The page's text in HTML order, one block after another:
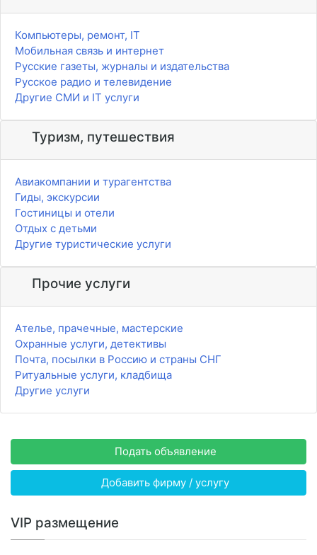
Компьютеры, ремонт, IT
Мобильная связь и интернет
Русские газеты, журналы и издательства
Русское радио и телевидение
Другие СМИ и IT услуги
Туризм, путешествия
Авиакомпании и турагентства
Гиды, экскурсии
Гостиницы и отели
Отдых с детьми
Другие туристические услуги
Прочие услуги
Ателье, прачечные, мастерские
Охранные услуги, детективы
Почта, посылки в Россию и страны СНГ
Ритуальные услуги, кладбища
Другие услуги
Подать объявление
Добавить фирму / услугу
VIP размещение